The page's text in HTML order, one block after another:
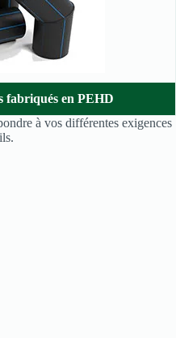
fabriqués en PEHD
à vos différentes exigences